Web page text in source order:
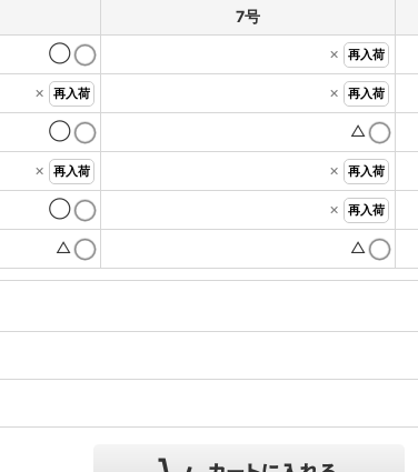
7号
◯
× 再入荷
× 再入荷 × 再入荷
◯ △
× 再入荷 × 再入荷
◯ × 再入荷
△ △